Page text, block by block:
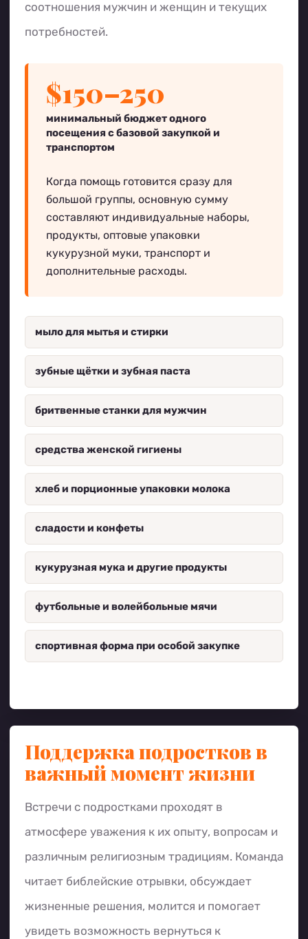
соотношения мужчин и женщин и текущих
потребностей.
$150–250
минимальный бюджет одного
посещения с базовой закупкой и
транспортом
Когда помощь готовится сразу для
большой группы, основную сумму
составляют индивидуальные наборы,
продукты, оптовые упаковки
кукурузной муки, транспорт и
дополнительные расходы.
мыло для мытья и стирки
зубные щётки и зубная паста
бритвенные станки для мужчин
средства женской гигиены
хлеб и порционные упаковки молока
сладости и конфеты
кукурузная мука и другие продукты
футбольные и волейбольные мячи
спортивная форма при особой закупке
Поддержка подростков в
важный момент жизни
Встречи с подростками проходят в
атмосфере уважения к их опыту, вопросам и
различным религиозным традициям. Команда
читает библейские отрывки, обсуждает
жизненные решения, молится и помогает
увидеть возможность вернуться к